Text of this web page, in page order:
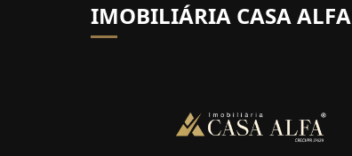
IMOBILIÁRIA CASA ALFA